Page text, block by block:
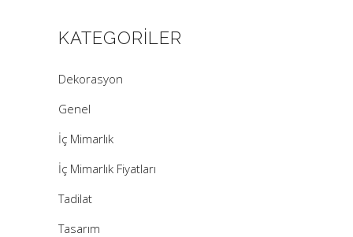
KATEGORILER
Dekorasyon
Genel
İç Mimarlık
İç Mimarlık Fiyatları
Tadilat
Tasarım